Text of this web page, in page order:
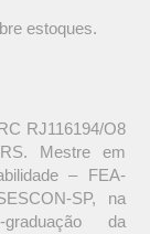
estoques.
RJ116194/O8
Mestre em
– FEA-
SP, na
da